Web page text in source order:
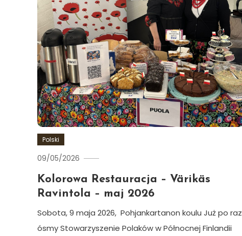
Polski
09/05/2026
Kolorowa Restauracja – Värikäs
Ravintola – maj 2026
Sobota, 9 maja 2026, Pohjankartanon koulu Już po raz
ósmy Stowarzyszenie Polaków w Północnej Finlandii